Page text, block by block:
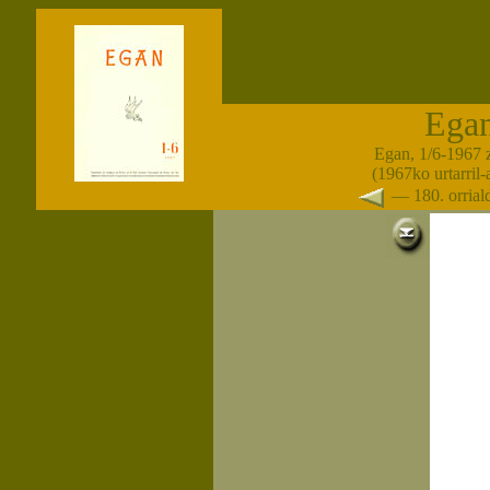
Egan, 1/6-1967
(1967ko urtarril-
— 180.